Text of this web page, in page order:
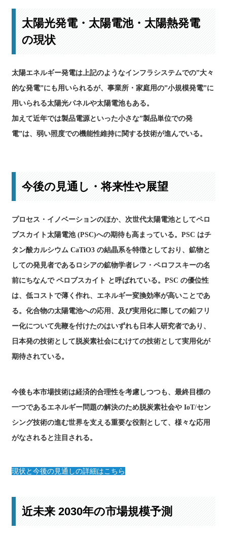
太陽光発電・太陽電池・太陽熱発電
の現状
太陽エネルギー発電は上記のようなインフラシステムでの”大々
的な発電”にも用いられるが、事業所・家庭用の”小規模発電”に
用いられる太陽光パネルや太陽電池もある。
加えて近年では製品電源といった小さな”製品単位での発
電”は、弱い照度での機能性維持に関する技術が進んでいる。
今後の見通し・将来性や展望
プロセス・イノベーションのほか、次世代太陽電池としてペロ
ブスカイト太陽電池 (PSC)への期待も高まっている。PSC はチ
タン酸カルシウム CaTiO3 の結晶系を特徴としており、鉱物と
しての発見者であるロシアの鉱物学者レフ・ペロフスキーの名
前にちなんで ペロブスカイト と呼ばれている。PSC の優位性
は、低コストで薄く作れ、エネルギー変換効率が高いことであ
る。化合物の太陽電池への応用、及び実用化に際しての鉛フリ
ー化について先鞭を付けたのはいずれも日本人研究者であり、
日本発の技術として脱炭素社会にむけての技術として実用化が
期待されている。
今後も本市場技術は経済的合理性を考慮しつつも、最終目標の
一つであるエネルギー問題の解決のため脱炭素社会や IoT/セン
シング技術の進む世界を支える重要な役割として、様々な応用
がなされると注目される。
現状と今後の見通しの詳細はこちら
近未来 2030年の市場規模予測